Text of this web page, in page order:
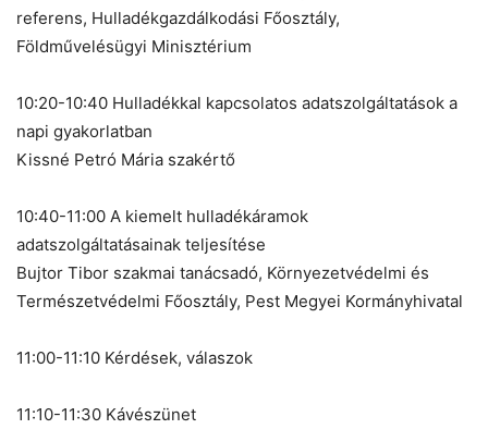
referens, Hulladékgazdálkodási Főosztály,
Földművelésügyi Minisztérium
10:20-10:40 Hulladékkal kapcsolatos adatszolgáltatások a
napi gyakorlatban
Kissné Petró Mária szakértő
10:40-11:00 A kiemelt hulladékáramok
adatszolgáltatásainak teljesítése
Bujtor Tibor szakmai tanácsadó, Környezetvédelmi és
Természetvédelmi Főosztály, Pest Megyei Kormányhivatal
11:00-11:10 Kérdések, válaszok
11:10-11:30 Kávészünet